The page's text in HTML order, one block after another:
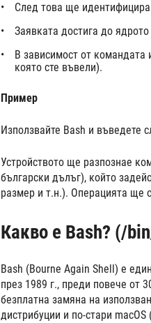
След това ще
Заявката достига до
В зависимост от командата
която сте въвели).
Пример
Използвайте Bash и въведете
Устройството ще разпознае
български дълъг), който
размер и т.н.). Операцията ще
Какво е Bash? (/
Bash (Bourne Again Shell) е
през 1989 г., преди повече от
безплатна замяна на
дистрибуции и по-стари